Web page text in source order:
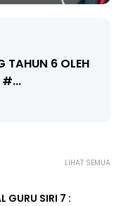
TAHUN 6 OLEH
#...
LIHAT SEMUA
GURU SIRI 7 :